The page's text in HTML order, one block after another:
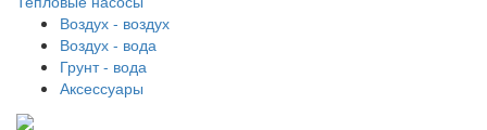
Воздух - воздух
Воздух - вода
Грунт - вода
Аксессуары